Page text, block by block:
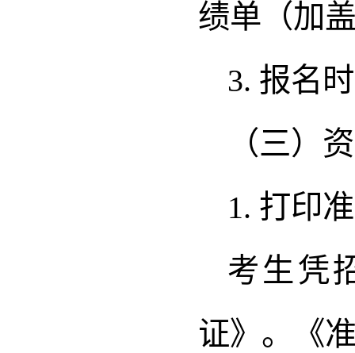
绩单（加
3. 报名
（三）
1. 打印
考生凭
证》。《